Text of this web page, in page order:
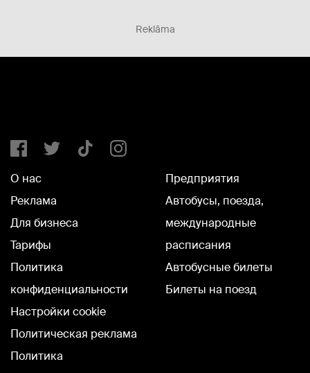
Reklāma
О нас
Реклама
Для бизнеса
Тарифы
Политика
конфиденциальности
Настройки cookie
Политическая реклама
Политика
Предприятия
Автобусы, поезда,
международные
расписания
Автобусные билеты
Билеты на поезд